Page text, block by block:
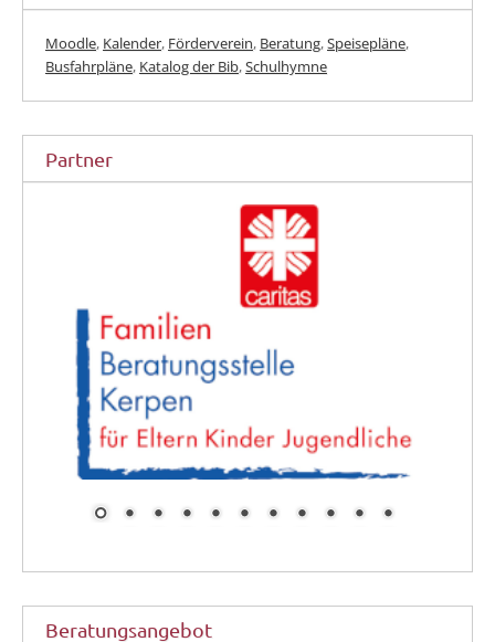
Moodle, Kalender, Förderverein, Beratung,Speisepläne,
Busfahrpläne, Katalog der Bib,Schulhymne
Partner
Beratungsangebot